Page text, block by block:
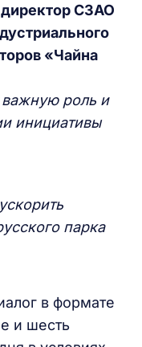
СЗАО
«Чайна
важную роль и
инициативы
парка
в формате
и шесть